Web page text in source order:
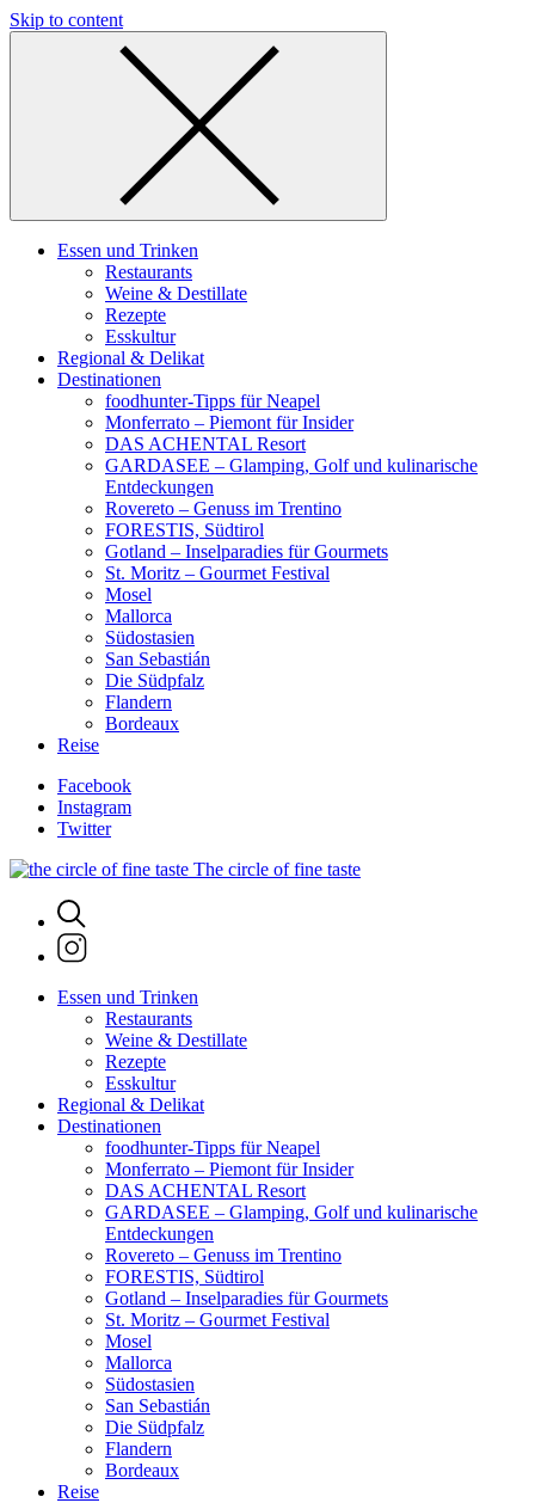
Skip to content
Essen und Trinken
Restaurants
Weine & Destillate
Rezepte
Esskultur
Regional & Delikat
Destinationen
foodhunter-Tipps für Neapel
Monferrato – Piemont für Insider
DAS ACHENTAL Resort
GARDASEE – Glamping, Golf und kulinarische
Entdeckungen
Rovereto – Genuss im Trentino
FORESTIS, Südtirol
Gotland – Inselparadies für Gourmets
St. Moritz – Gourmet Festival
Mosel
Mallorca
Südostasien
San Sebastián
Die Südpfalz
Flandern
Bordeaux
Reise
Facebook
Instagram
Twitter
The circle of fine taste
Essen und Trinken
Restaurants
Weine & Destillate
Rezepte
Esskultur
Regional & Delikat
Destinationen
foodhunter-Tipps für Neapel
Monferrato – Piemont für Insider
DAS ACHENTAL Resort
GARDASEE – Glamping, Golf und kulinarische
Entdeckungen
Rovereto – Genuss im Trentino
FORESTIS, Südtirol
Gotland – Inselparadies für Gourmets
St. Moritz – Gourmet Festival
Mosel
Mallorca
Südostasien
San Sebastián
Die Südpfalz
Flandern
Bordeaux
Reise